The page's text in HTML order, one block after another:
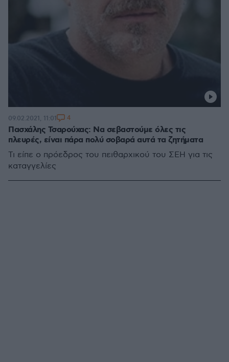
Πασχάλης Τσαρούχας: Να σεβαστούμε όλες τις
πλευρές, είναι πάρα πολύ σοβαρά αυτά τα ζητήματα
Τι είπε ο πρόεδρος του πειθαρχικού του ΣΕΗ για τις
καταγγελίες
09.02.2021, 11:01 4